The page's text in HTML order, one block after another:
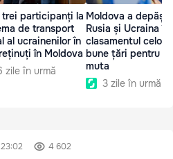
trei participanți la
de transport
al ucrainenilor în
în Moldova
zile în urmă
Moldova a depășit
Rusia și Ucraina în
clasamentul celor
bune țări pentru a
muta
3 zile în urmă
4 602